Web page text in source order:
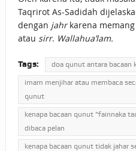
Taqrirot As-Sadidah
dengan jahrkarena memang
atau sirr. Wallahua’lam.
Tags: doa qunut antara bacaan
imam menjihar atau membaca
qunut
kenapa bacaan qunut "fainnaka
dibaca pelan
kenapa bacaan qunut tidak jahar